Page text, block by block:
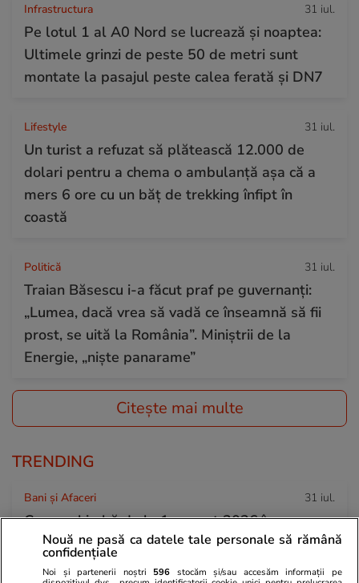
Infrastructura 31 iul.
Pe lotul 1 al A0 Nord se lucrează și noaptea:
Ultimele grinzi de peste 50 de metri sunt
montate la pasajul peste calea ferată și DN7
Lifestyle 31 iul.
Un turist a refuzat să plătească 12.000 de
dolari pentru a chema o ambulanță așa că a
mers 6 ore cu un băț de trekking înfipt în
coastă
Politică 31 iul.
Traian Băsescu i-a făcut praf pe guvernanți:
„Lumea, dacă vrea să vadă ce înseamnă să fii
prost, se uită la România”. Miniștrii de la
Energie, „niște panarame”
Citește mai multe
TRENDING
Bani și Afaceri 31 iul.
Ce se schimbă de la 1 august 2026 în
România. Buletinele vechi devin excepție,
reguli noi la pensii și taxe pe drumuri
Nouă ne pasă ca datele tale personale să rămână
confidențiale
Noi și partenerii noștri 596 stocăm și/sau accesăm informații pe